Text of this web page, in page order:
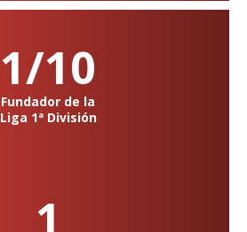
1/10
Fundador de la
Liga 1ª División
1